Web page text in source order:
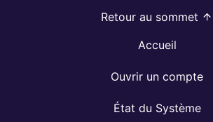
Retour au sommet
Accueil
Ouvrir un compte
État du Système